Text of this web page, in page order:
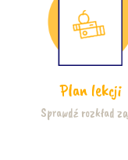
Plan lekcji
Sprawdź rozkład